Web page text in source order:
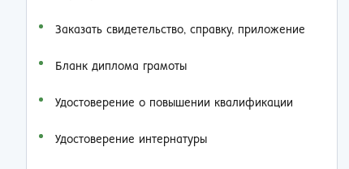
Заказать cвидетельство, справку, приложение
Бланк диплома грамоты
Удостоверение о повышении квалификации
Удостоверение интернатуры